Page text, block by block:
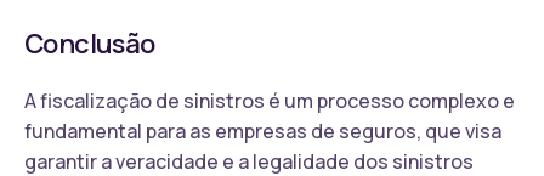
Conclusão
A fiscalização de sinistros é um processo complexo e
fundamental para as empresas de seguros, que visa
garantir a veracidade e a legalidade dos sinistros